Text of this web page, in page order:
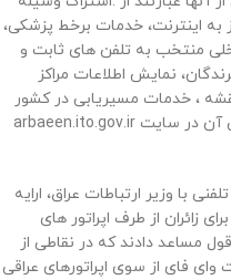
به اینترنت، خدمات برخط پزشکی،
منتخب به تلفن های ثابت و
نمایش اطلاعات مراکز
، خدمات مسیریابی در کشور
عراق و چند مورد دیگر که اطلاعات تکمیلی آن در سایت arbaeen.ito.gov.ir
با وزیر ارتباطات عراق، ارایه
زائران از طرف اپراتور های
مساعد دادند که در نقاطی از
فای از سوی اپراتورهای عراقی